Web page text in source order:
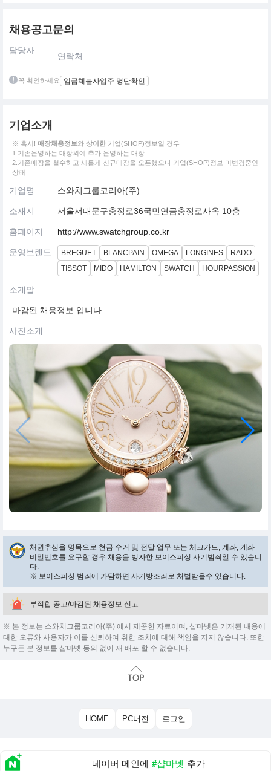
채용공고문의
담당자
연락처
꼭 확인하세요 임금체불사업주 명단확인
기업소개
※ 혹시! 매장채용정보와 상이한 기업(SHOP)정보일 경우
1.기존운영하는 매장외에 추가 운영하는 매장
2.기존매장을 철수하고 새롭게 신규매장을 오픈했으나 기업(SHOP)정보 미변경중인
상태
기업명 스와치그룹코리아(주)
소재지 서울서대문구충정로36국민연금충정로사옥 10층
홈페이지 http://www.swatchgroup.co.kr
운영브랜드 BREGUET BLANCPAIN OMEGA LONGINES
RADO
TISSOT
MIDO HAMILTON SWATCH HOURPASSION
소개말
마감된 채용정보 입니다.
사진소개
채권추심을 명목으로 현금 수거 및 전달 업무 또는 체크카드, 계좌, 계좌
비밀번호를 요구할 경우 채용을 빙자한 보이스피싱 사기범죄일 수 있습니
다.
※ 보이스피싱 범죄에 가담하면 사기방조죄로 처벌받을수 있습니다.
부적합 공고/마감된 채용정보 신고
※ 본 정보는 스와치그룹코리아(주) 에서 제공한 자료이며, 샵마넷은 기재된 내용에
대한 오류와 사용자가 이를 신뢰하여 취한 조치에 대해 책임을 지지 않습니다. 또한
누구든 본 정보를 샵마넷 동의 없이 재 배포 할 수 없습니다.
HOME PC버전 로그인
네이버 메인에 #샵마넷 추가